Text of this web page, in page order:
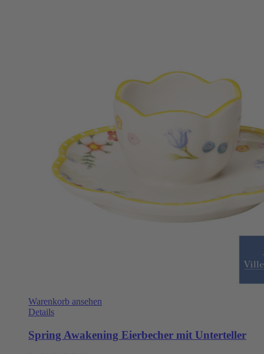
Warenkorb ansehen
Details
Spring Awakening Eierbecher mit Unterteller